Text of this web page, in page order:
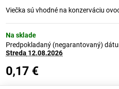
Viečka sú vhodné na konzerváciu
Na sklade
Predpokladaný (negarantovaný)
Streda 12.08.2026
0,17 €